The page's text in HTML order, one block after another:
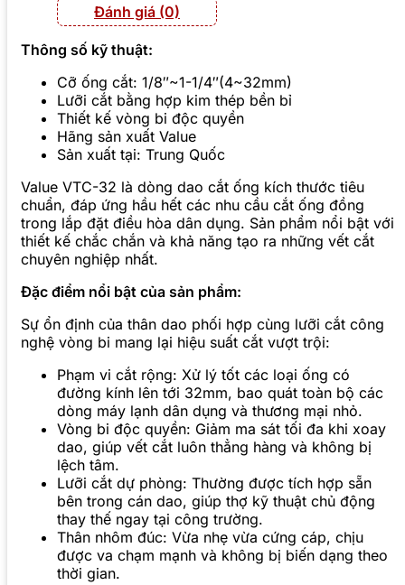
Đánh giá (0)
Thông số kỹ thuật:
Cỡ ống cắt: 1/8″~1-1/4″(4~32mm)
Lưỡi cắt bằng hợp kim thép bền bỉ
Thiết kế vòng bi độc quyền
Hãng sản xuất Value
Sản xuất tại: Trung Quốc
Value VTC-32 là dòng dao cắt ống kích thước tiêu
chuẩn, đáp ứng hầu hết các nhu cầu cắt ống đồng
trong lắp đặt điều hòa dân dụng. Sản phẩm nổi bật với
thiết kế chắc chắn và khả năng tạo ra những vết cắt
chuyên nghiệp nhất.
Đặc điểm nổi bật của sản phẩm:
Sự ổn định của thân dao phối hợp cùng lưỡi cắt công
nghệ vòng bi mang lại hiệu suất cắt vượt trội:
Phạm vi cắt rộng: Xử lý tốt các loại ống có
đường kính lên tới 32mm, bao quát toàn bộ các
dòng máy lạnh dân dụng và thương mại nhỏ.
Vòng bi độc quyền: Giảm ma sát tối đa khi xoay
dao, giúp vết cắt luôn thẳng hàng và không bị
lệch tâm.
Lưỡi cắt dự phòng: Thường được tích hợp sẵn
bên trong cán dao, giúp thợ kỹ thuật chủ động
thay thế ngay tại công trường.
Thân nhôm đúc: Vừa nhẹ vừa cứng cáp, chịu
được va chạm mạnh và không bị biến dạng theo
thời gian.